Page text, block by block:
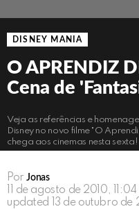
DISNEY MANIA
O APRENDIZ
Cena de
Veja as referências e
Disney no novo filme "O
chega aos cinemas nesta sexta!
Por Jonas
11 de agosto de 2010,
updated
13 de outubro de